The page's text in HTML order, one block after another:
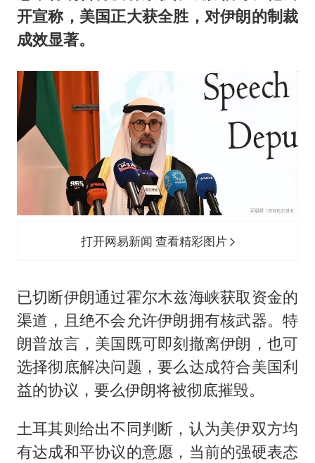
开宣称，美国正大获全胜，对伊朗的制裁
成效显著。
打开网易新闻 查看精彩图片
已切断伊朗通过霍尔木兹海峡获取资金的
渠道，且绝不会允许伊朗拥有核武器。特
朗普放言，美国既可即刻撤离伊朗，也可
选择彻底解决问题，要么达成符合美国利
益的协议，要么伊朗将被彻底摧毁。
土耳其则给出不同判断，认为美伊双方均
有达成和平协议的意愿，当前的强硬表态